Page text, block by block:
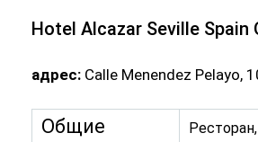
Hotel Alcazar Seville
адрес: Calle Menendez Pelayo,
Общие